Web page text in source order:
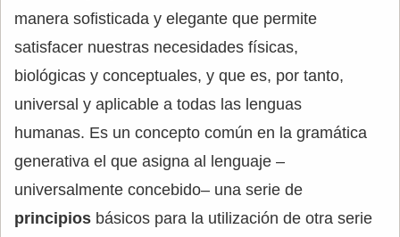
manera sofisticada y elegante que permite
satisfacer nuestras necesidades físicas,
biológicas y conceptuales, y que es, por tanto,
universal y aplicable a todas las lenguas
humanas. Es un concepto común en la gramática
generativa el que asigna al lenguaje –
universalmente concebido– una serie de
principios básicos para la utilización de otra serie